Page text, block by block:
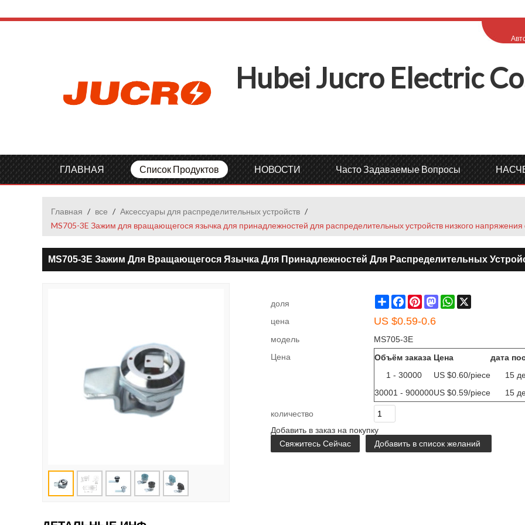
HubeiJucro ElectricC
ГЛАВНАЯ Список Продуктов НОВОСТИ Часто Задаваемые Вопросы
Главная / все / Аксессуары для распределительных устройств /
MS705-3E Зажим для вращающегося язычка для принадлежностей для распределительных устройств низкого напряжения
MS705-3E Зажим Для Вращающегося Язычка Для Принадлежностей Для Распределительных
доля ShareFacebookPinterestMastodonWhatsApp
цена US $0.59-0.6
модель
MS705-3E
Цена
Объём заказа Цена
дата
1 - 30000
US $0.60/piece
15
30001 - 900000US $0.59/piece 15
количество
Добавить в заказ на покупку
Свяжитесь Сейчас
Добавить в список желаний